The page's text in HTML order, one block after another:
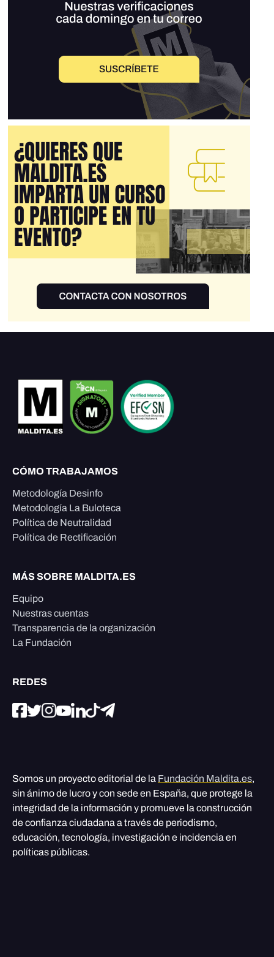
CÓMO TRABAJAMOS
Metodología Desinfo
Metodología La Buloteca
Política de Neutralidad
Política de Rectificación
MÁS SOBRE MALDITA.ES
Equipo
Nuestras cuentas
Transparencia de la organización
La Fundación
REDES
Somos un proyecto editorial de la Fundación Maldita.es,
sin ánimo de lucro y con sede en España, que protege la
integridad de la información y promueve la construcción
de confianza ciudadana a través de periodismo,
educación, tecnología, investigación e incidencia en
políticas públicas.